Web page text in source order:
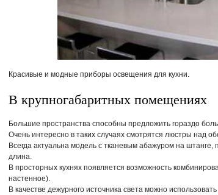
Красивые и модные приборы освещения для кухни.
В крупногабаритных помещениях
Большие пространства способны предложить гораздо
Очень интересно в таких случаях смотрятся люстры над
Всегда актуальна модель с тканевым абажуром на
длина.
В просторных кухнях появляется возможность
настенное).
В качестве дежурного источника света можно